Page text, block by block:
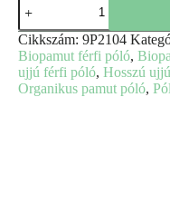
Cikkszám: 9P2104
Biopamut férfi póló,
ujjú férfi póló, Hosszú
Organikus pamut póló,